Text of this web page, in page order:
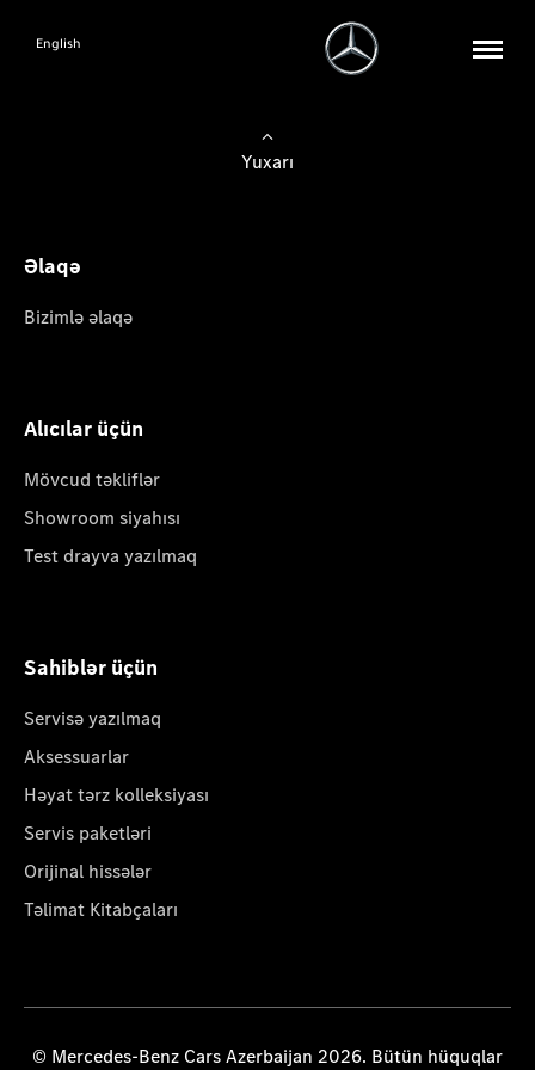
English
Yuxarı
Əlaqə
Bizimlə əlaqə
Alıcılar üçün
Mövcud təkliflər
Showroom siyahısı
Test drayva yazılmaq
Sahiblər üçün
Servisə yazılmaq
Aksessuarlar
Həyat tərz kolleksiyası
Servis paketləri
Orijinal hissələr
Təlimat Kitabçaları
© Mercedes-Benz Cars Azerbaijan 2026. Bütün hüquqlar